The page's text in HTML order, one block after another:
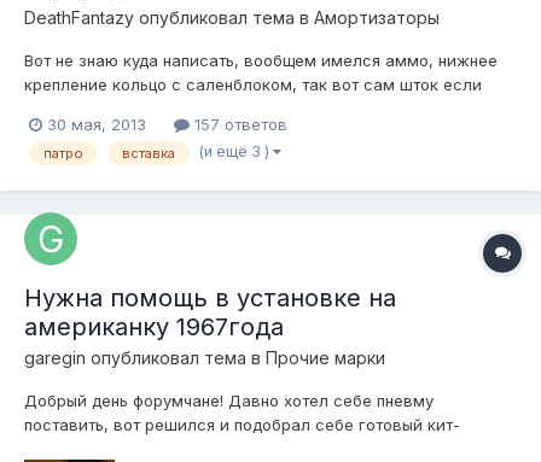
DeathFantazy опубликовал тема в Амортизаторы
Вот не знаю куда написать, вообщем имелся аммо, нижнее
крепление кольцо с саленблоком, так вот сам шток если
там была заварена некая пробка, так вот вытекло немного
масла и подуло воздухом, следовательно шток уже хоть и
30 мая, 2013 157 ответов
патро вставка (и ещё 3 )
Нужна помощь в установке на
американку 1967года
garegin опубликовал тема в Прочие марки
Добрый день форумчане! Давно хотел себе пневму
поставить, вот решился и подобрал себе готовый кит-